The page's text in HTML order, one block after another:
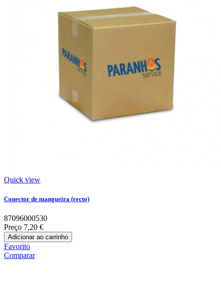
Quick view
Conector de mangueira (recto)
87096000530
Preço 7,20 €
Adicionar ao carrinho
Favorito
Comparar